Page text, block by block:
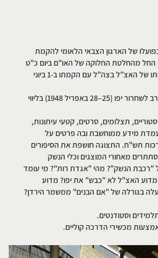
של הארגון הצבאי הלאומי להקמת
החל מהחלטת החלוקה של האו"ם ביום כ"ט
בנובמבר 1947 ועד השתלבותו של האצ"ל בצה"ל עם הקמתו ב-1 ביוני
במוקד התצוגה – תיאור הקרב לשחרור יפו (25–28 באפריל 1948) בליווי
תצלומים, סרטים, קטעי עיתונות,
מידע ממוחשבת ובה פרטים על
תש"ח. התצוגה חושפת את הסיפורים
מאחורי המוצגים וכלי הנשק
"רכבת הנשק"? מהי "אגדת רות"? מי עומד
מדוע האצ"ל לא "כבש" את יפו? מדוע
בגורלה של "אם הבנים" ממשמר הירדן?
וסטודנטים.
מכשירי הדרכה קוליים.